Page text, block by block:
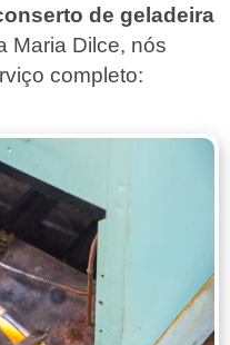
de geladeira
Maria Dilce, nós
completo: